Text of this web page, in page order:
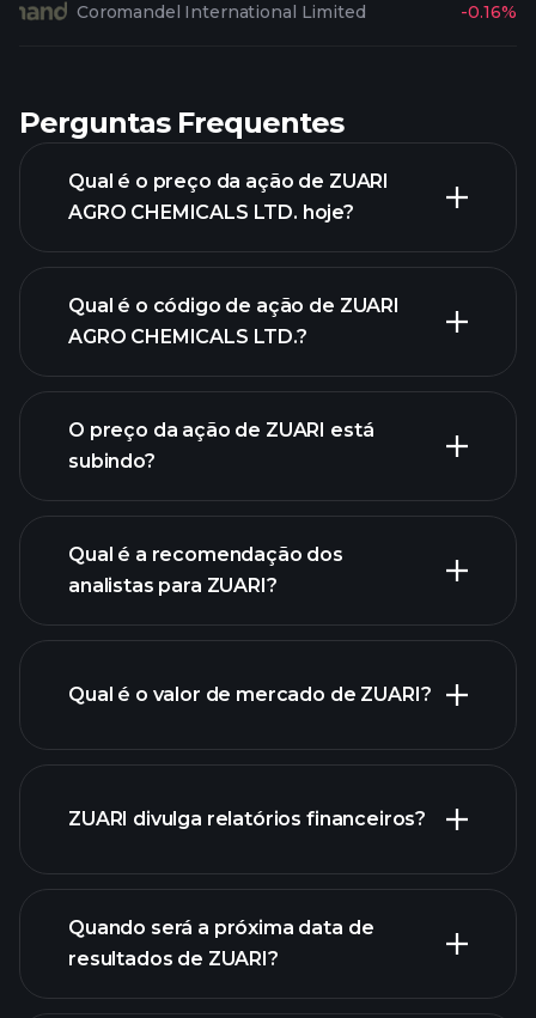
Coromandel International Limited -0.16%
Perguntas Frequentes
Qual é o preço da ação de ZUARI
AGRO CHEMICALS LTD. hoje?
gráfico avançado
Qual é o código de ação de ZUARI
AGRO CHEMICALS LTD.?
O preço da ação de ZUARI está
subindo?
de ZUARI.
Qual é a recomendação dos
analistas para ZUARI?
Qual é o valor de mercado de ZUARI?
lista de ações
ZUARI divulga relatórios financeiros?
finanças
de ZUARI
Quando será a próxima data de
resultados de ZUARI?